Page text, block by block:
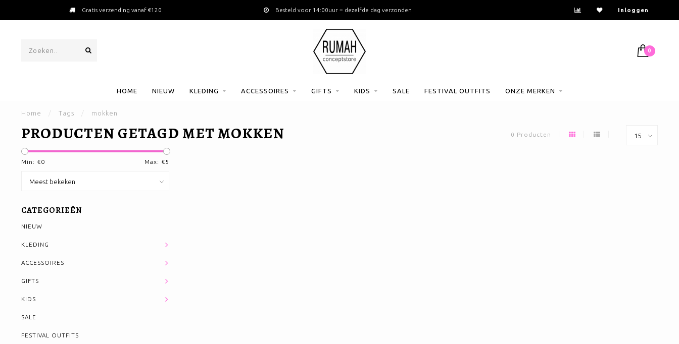
Gratis verzending vanaf €120 Besteld voor 14:00uur = dezelfde dag verzonden Inloggen
0
HOME NIEUW KLEDING ACCESSOIRES GIFTS KIDS SALE FESTIVAL OUTFITS ONZE MERKEN
Home / Tags / mokken
PRODUCTEN GETAGD MET MOKKEN 0 Producten
Min: €0 Max: €5
CATEGORIEËN
NIEUW
KLEDING
ACCESSOIRES
GIFTS
KIDS
SALE
FESTIVAL OUTFITS